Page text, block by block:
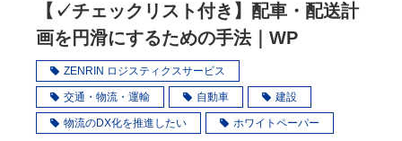
【✓チェックリスト付き】配車・配送計
画を​円滑にするための手法｜WP
ZENRIN ロジスティクスサービス
交通・物流・運輸 自動車 建設
物流のDX化を推進したい ホワイトペーパー